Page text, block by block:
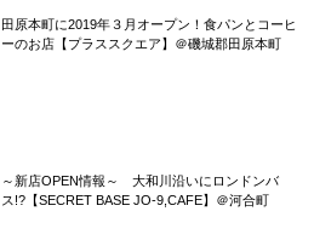
田原本町に2019年３月オープン！食パンとコーヒ
ーのお店【プラススクエア】＠磯城郡田原本町
～新店OPEN情報～ 大和川沿いにロンドンバ
ス!?【SECRET BASE JO-9,CAFE】＠河合町